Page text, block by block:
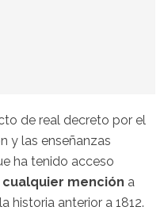
de real decreto por el
y las enseñanzas
ha tenido acceso
cualquier mención a
historia anterior a 1812.